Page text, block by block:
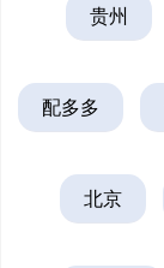
贵州
配多多
北京